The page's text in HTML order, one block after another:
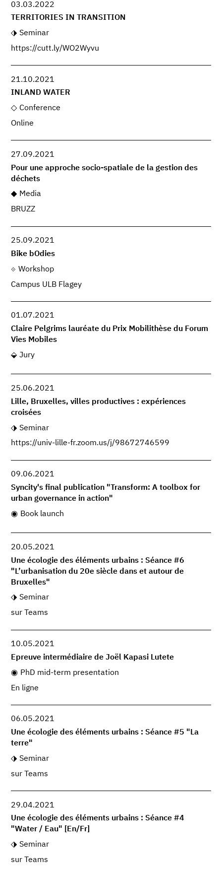
03.03.2022
TERRITORIES IN TRANSITION
Seminar
https://cutt.ly/WO2Wyvu
21.10.2021
INLAND WATER
Conference
Online
27.09.2021
Pour une approche socio-spatiale de la gestion des
déchets
Media
BRUZZ
25.09.2021
Bike bOdies
Workshop
Campus ULB Flagey
01.07.2021
Claire Pelgrims lauréate du Prix Mobilithèse du Forum
Vies Mobiles
Jury
25.06.2021
Lille, Bruxelles, villes productives : expériences
croisées
Seminar
https://univ-lille-fr.zoom.us/j/98672746599
09.06.2021
Syncity's final publication "Transform: A toolbox for
urban governance in action"
Book launch
20.05.2021
Une écologie des éléments urbains : Séance #6
"L’urbanisation du 20e siècle dans et autour de
Bruxelles"
Seminar
sur Teams
10.05.2021
Epreuve intermédiaire de Joël Kapasi Lutete
PhD mid-term presentation
En ligne
06.05.2021
Une écologie des éléments urbains : Séance #5 "La
terre"
Seminar
sur Teams
29.04.2021
Une écologie des éléments urbains : Séance #4
"Water / Eau" [En/Fr]
Seminar
sur Teams